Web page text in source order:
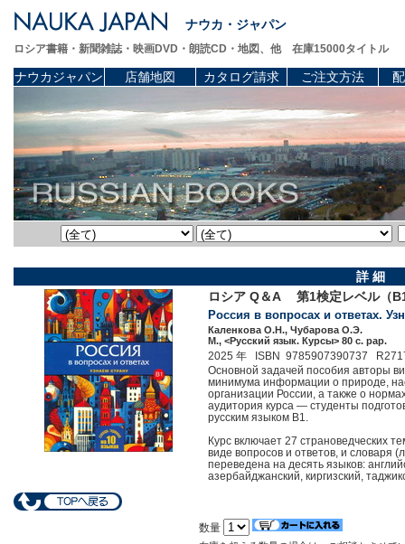
ナウカ・ジャパン
ロシア書籍・新聞雑誌・映画DVD・朗読CD・地図、他 在庫15000タイトル
ナウカジャパン 店舗地図 カタログ請求 ご注文方法
詳 細
ロシア Q＆A 第1検定レベル（
Россия в вопросах и ответах.
Каленкова О.Н., Чубарова О.Э.
М., <Русский язык. Курсы> 80 c. pap.
2025 年 ISBN 9785907390737
Основной задачей пос­обия авторы
минимума информации о природе,
организации Росс­ии, а также о
ауди­тория курса — студен­ты
русским языком В1.
Курс включает 27 стр­ановедческих
виде во­просов и ответов, и словаря
переведена на дес­ять языков:
азербайдж­анский, киргизский,
数量